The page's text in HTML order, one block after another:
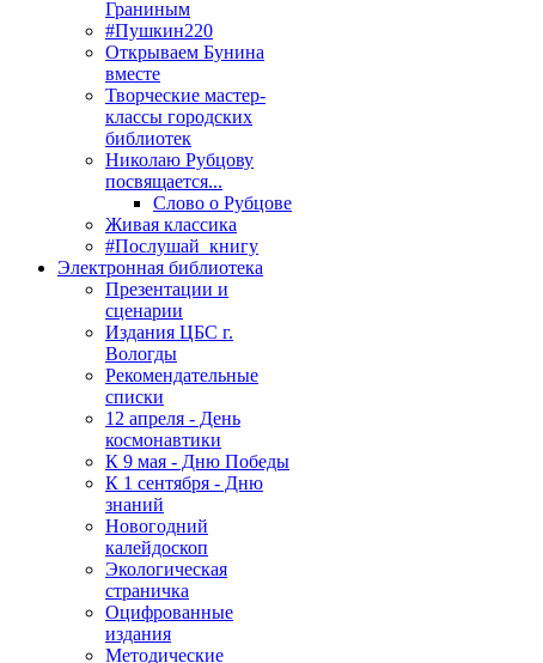
Граниным
#Пушкин220
Открываем Бунина
вместе
Творческие мастер-
классы городских
библиотек
Николаю Рубцову
посвящается...
Слово о Рубцове
Живая классика
#Послушай_книгу
Электронная библиотека
Презентации и
сценарии
Издания ЦБС г.
Вологды
Рекомендательные
списки
12 апреля - День
космонавтики
К 9 мая - Дню Победы
К 1 сентября - Дню
знаний
Новогодний
калейдоскоп
Экологическая
страничка
Оцифрованные
издания
Методические